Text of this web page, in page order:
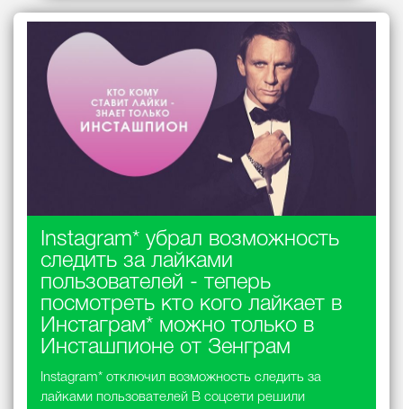
Instagram* убрал возможность
следить за лайками
пользователей - теперь
посмотреть кто кого лайкает в
Инстаграм* можно только в
Инсташпионе от Зенграм
Instagram* отключил возможность следить за
лайками пользователей В соцсети решили